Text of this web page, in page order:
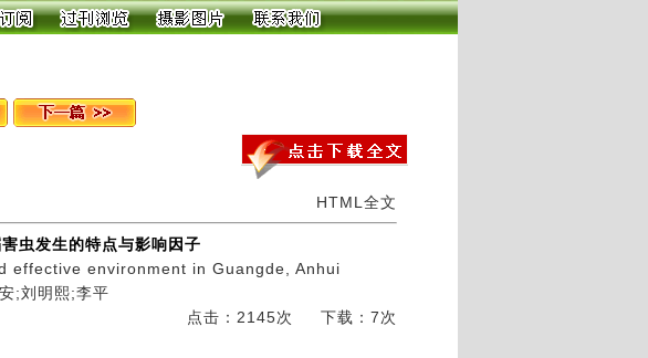
HTML全文
虫发生的特点与影响因子
effective environment in Guangde, Anhui
;刘明熙;李平
点击：2145次
下载：7次